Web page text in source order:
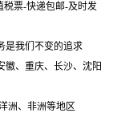
税票-快递包邮-及时发
是我们不变的追求
徽、重庆、长沙、沈阳
洲、非洲等地区